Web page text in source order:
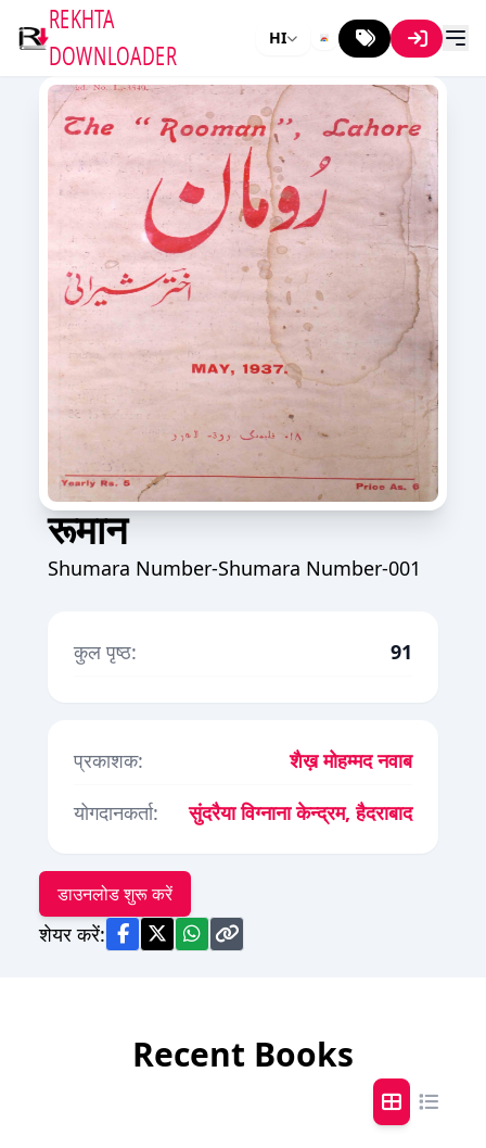
REKHTA
DOWNLOADER
HI
रूमान
Shumara Number-Shumara Number-001
कुल पृष्ठ: 91
प्रकाशक:
शैख़ मोहम्मद नवाब
योगदानकर्ता:
सुंदरैया विग्नाना केन्द्रम, हैदराबाद
डाउनलोड शुरू करें
शेयर करें:
Recent Books